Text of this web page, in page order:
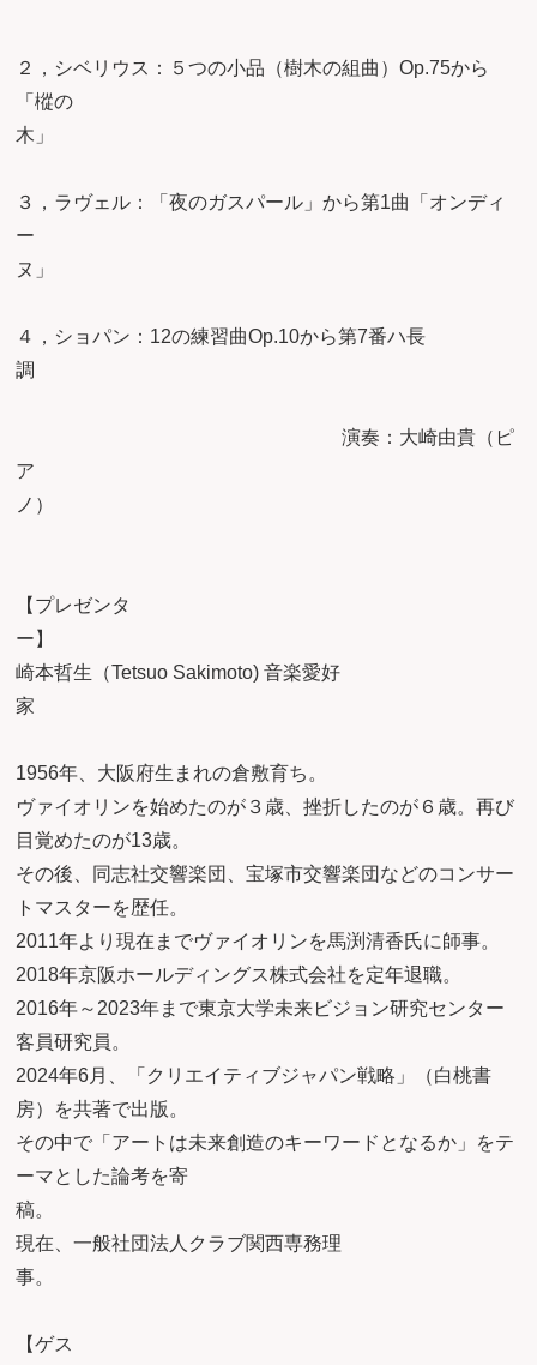
２，シベリウス：５つの小品（樹木の組曲）Op.75から
「樅の
木
３，ラヴェル：「夜のガスパール」から第1曲「オンディ
ー
ヌ
４，ショパン：12の練習曲Op.10から第7番ハ長
演奏：大崎由貴（ピ
ア
ノ
【プレゼンタ
崎本哲生（Tetsuo Sakimoto) 音楽愛好
1956年、大阪府生まれの倉敷育ち。
ヴァイオリンを始めたのが３歳、挫折したのが６歳。再び
目覚めたのが13歳。
その後、同志社交響楽団、宝塚市交響楽団などのコンサー
トマスターを歴任。
2011年より現在までヴァイオリンを馬渕清香氏に師事。
2018年京阪ホールディングス株式会社を定年退職。
2016年～2023年まで東京大学未来ビジョン研究センター
客員研究員。
2024年6月、「クリエイティブジャパン戦略」（白桃書
房）を共著で出版。
その中で「アートは未来創造のキーワードとなるか」をテ
ーマとした論考を寄
稿。
現在、一般社団法人クラブ関西専務理
事
【ゲス